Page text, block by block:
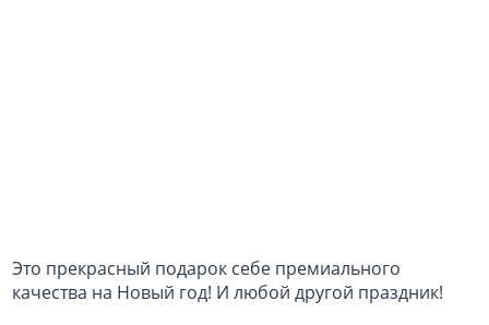
Это прекрасный подарок себе премиального
качества на Новый год! И любой другой праздник!